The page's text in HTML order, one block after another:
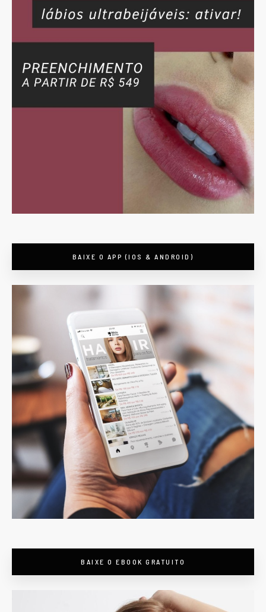
BAIXE O APP (IOS & ANDROID)
BAIXE O EBOOK GRATUITO